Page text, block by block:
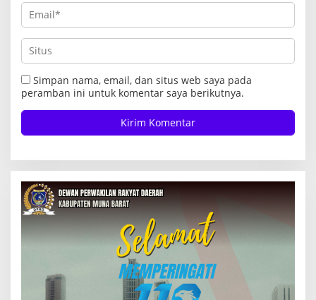
Simpan nama, email, dan situs web saya pada
peramban ini untuk komentar saya berikutnya.